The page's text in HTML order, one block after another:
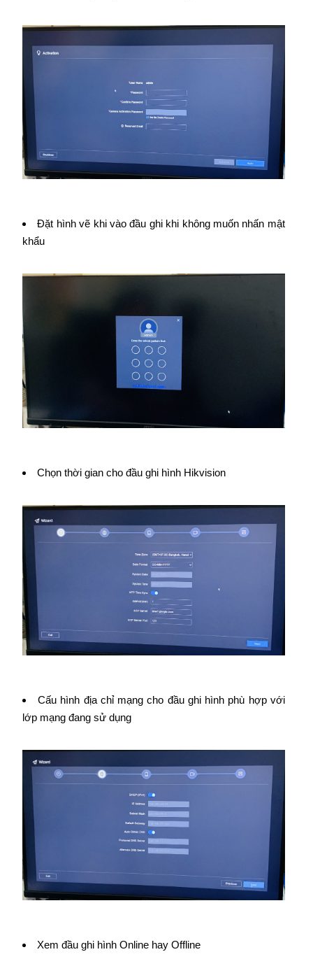
Đặt hình vẽ khi vào đầu ghi khi không muốn nhấn mật
khẩu
Chọn thời gian cho đầu ghi hình Hikvision
Cấu hình địa chỉ mạng cho đầu ghi hình phù hợp với
lớp mạng đang sử dụng
Xem đầu ghi hình Online hay Offline